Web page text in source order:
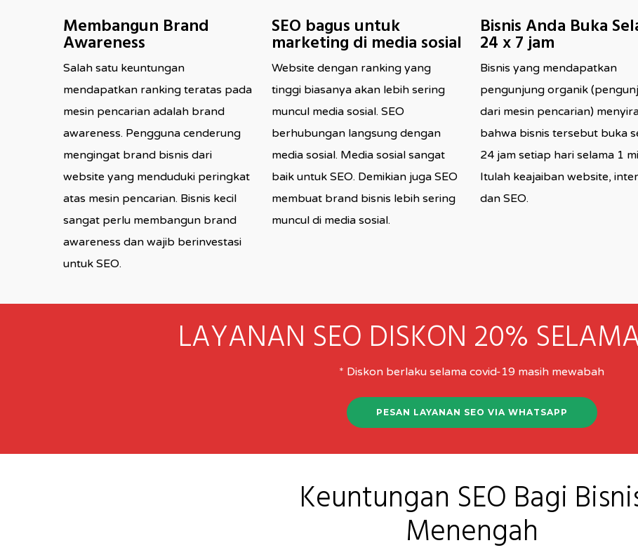
Membangun Brand
Awareness
Salah satu keuntungan
mendapatkan ranking teratas pada
mesin pencarian adalah brand
awareness. Pengguna cenderung
mengingat brand bisnis dari
website yang menduduki peringkat
atas mesin pencarian. Bisnis kecil
sangat perlu membangun brand
awareness dan wajib berinvestasi
untuk SEO.
SEO bagus untuk
marketing di media sosial
Website dengan ranking yang
tinggi biasanya akan lebih sering
muncul media sosial. SEO
berhubungan langsung dengan
media sosial. Media sosial sangat
baik untuk SEO. Demikian juga SEO
membuat brand bisnis lebih sering
muncul di media sosial.
Bisnis Anda Buka
24 x 7 jam
Bisnis yang mendapatkan
pengunjung organik
dari mesin pencarian)
bahwa bisnis tersebut buka
24 jam setiap hari selama 1
Itulah keajaiban website,
dan SEO.
LAYANAN SEO DISKON 20%
* Diskon berlaku selama covid-19 masih mewabah
PESAN LAYANAN SEO VIA WHATSAPP
Keuntungan SEO Bagi
Menengah